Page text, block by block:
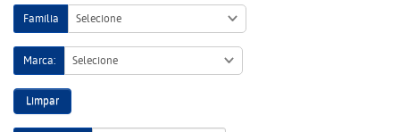
Família Selecione
Marca: Selecione
Limpar